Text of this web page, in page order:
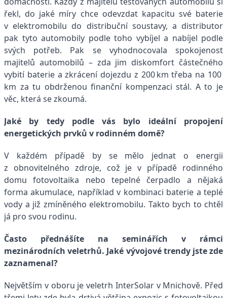
řekl, do jaké míry chce odevzdat kapacitu své baterie
v elektromobilu do distribuční soustavy, a distributor
pak tyto automobily podle toho vybíjel a nabíjel podle
svých potřeb. Pak se vyhodnocovala spokojenost
majitelů automobilů – zda jim diskomfort částečného
vybití baterie a zkrácení dojezdu z 200 km třeba na 100
km za tu obdrženou finanční kompenzaci stál. A to je
věc, která se zkoumá.
Jaké by tedy podle vás bylo ideální propojení
energetických prvků v rodinném domě?
V každém případě by se mělo jednat o energii
z obnovitelného zdroje, což je v případě rodinného
domu fotovoltaika nebo tepelné čerpadlo a nějaká
forma akumulace, například v kombinaci baterie a teplé
vody a již zmíněného elektromobilu. Takto bych to chtěl
já pro svou rodinu.
Často přednášíte na seminářích v rámci
mezinárodních veletrhů. Jaké vývojové trendy jste zde
zaznamenal?
Největším v oboru je veletrh InterSolar v Mnichově. Před